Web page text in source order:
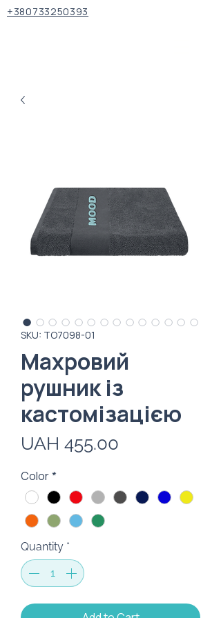
+380733250393
SKU: TO7098-01
Махровий
рушник із
кастомізацією
UAH 455.00
Color*
Quantity *